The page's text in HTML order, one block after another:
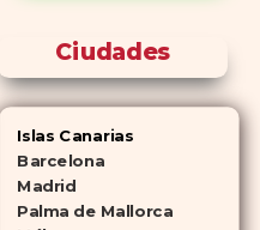
Ciudades
Islas Canarias
Barcelona
Madrid
Palma de Mallorca